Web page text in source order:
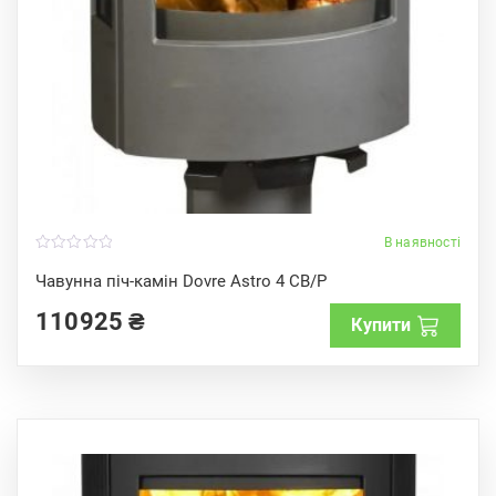
В наявності
Чавунна піч-камін Dovre Astro 4 CB/P
o
u
o
110925₴ Купити